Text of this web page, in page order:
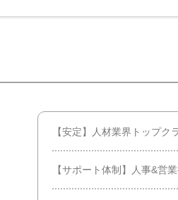
【安定】人材業界トップ
【サポート体制】人事&営